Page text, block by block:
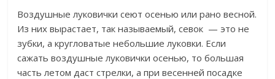
Воздушные луковички сеют осенью или рано весной.
Из них вырастает, так называемый, севок — это не
зубки, а кругловатые небольшие луковки. Если
сажать воздушные луковички осенью, то большая
часть летом даст стрелки, а при весенней посадке